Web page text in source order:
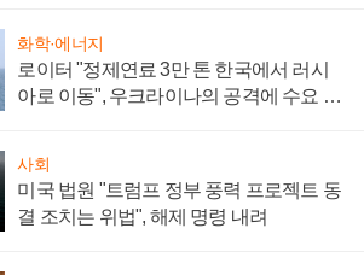
화학·에너지
로이터 "정제연료 3만 톤 한국에서 러시
아로 이동", 우크라이나의 공격에 수요 늘
사회
미국 법원 "트럼프 정부 풍력 프로젝트 동
결 조치는 위법", 해제 명령 내려